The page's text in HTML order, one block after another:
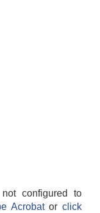
configured to
Acrobatorclick